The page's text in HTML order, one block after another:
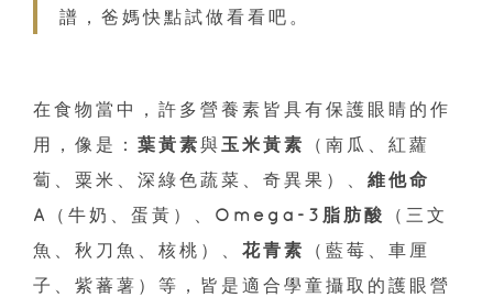
譜，爸媽快點試做看看吧。
在食物當中，許多營養素皆具有保護眼睛的作
用，像是： 葉黃素與 玉米黃素
（南瓜、紅蘿
蔔、粟米、深綠色蔬菜、奇異果）、 維他命
A
（牛奶、蛋黃）、 Omega-3脂肪酸
（三文
魚、秋刀魚、核桃）、 花青素
（藍莓、車厘
子、紫蕃薯）等，皆是適合學童攝取的護眼營